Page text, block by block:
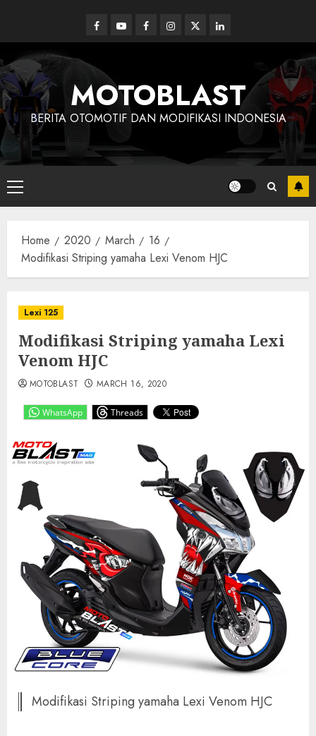
content
Facebook
YoutubeFacebookInstagram
Twitterlinkedin
MOTOBLAST
BERITA OTOMOTIF DAN MODIFIKASI INDONESIA
Primary
Menu
Home 2020 March
16
Modifikasi Striping yamaha Lexi Venom HJC
Lexi 125
Modifikasi Striping yamaha Lexi
Venom HJC
WhatsApp Threads
MOTOBLAST MARCH 16, 2020
Modifikasi Striping yamaha Lexi Venom HJC